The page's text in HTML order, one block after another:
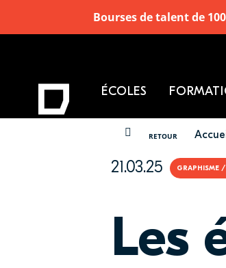
RETOUR
VOUS ÊTES ICI
21.03.25 GRAPHISME
Les
ÉCOLES
Bourses de talent de